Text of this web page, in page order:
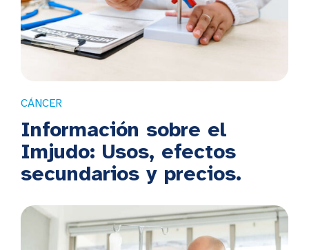
CÁNCER
Información sobre el
Imjudo: Usos, efectos
secundarios y precios.